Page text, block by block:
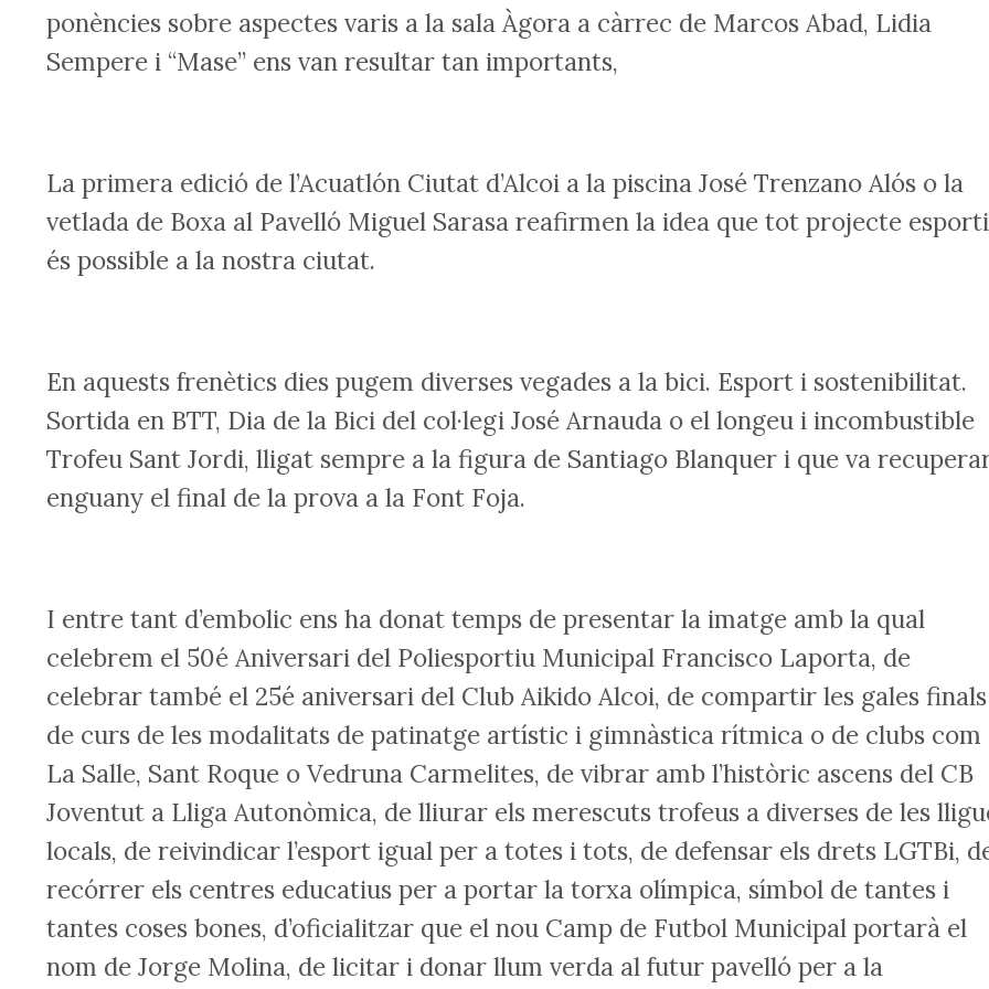
ponències sobre aspectes varis a la sala Àgora a càrrec de Marcos Abad, Lidia
Sempere i “Mase” ens van resultar tan importants,
La primera edició de l’Acuatlón Ciutat d’Alcoi a la piscina José Trenzano Alós o la
vetlada de Boxa al Pavelló Miguel Sarasa reafirmen la idea que tot projecte
és possible a la nostra ciutat.
En aquests frenètics dies pugem diverses vegades a la bici. Esport i sostenibilitat.
Sortida en BTT, Dia de la Bici del col·legi José Arnauda o el longeu i incombustible
Trofeu Sant Jordi, lligat sempre a la figura de Santiago Blanquer i que va
enguany el final de la prova a la Font Foja.
I entre tant d’embolic ens ha donat temps de presentar la imatge amb la qual
celebrem el 50é Aniversari del Poliesportiu Municipal Francisco Laporta, de
celebrar també el 25é aniversari del Club Aikido Alcoi, de compartir les gales finals
de curs de les modalitats de patinatge artístic i gimnàstica rítmica o de clubs com
La Salle, Sant Roque o Vedruna Carmelites, de vibrar amb l’històric ascens del CB
Joventut a Lliga Autonòmica, de lliurar els merescuts trofeus a diverses de les
locals, de reivindicar l’esport igual per a totes i tots, de defensar els drets LGTBi,
recórrer els centres educatius per a portar la torxa olímpica, símbol de tantes i
tantes coses bones, d’oficialitzar que el nou Camp de Futbol Municipal portarà el
nom de Jorge Molina, de licitar i donar llum verda al futur pavelló per a la